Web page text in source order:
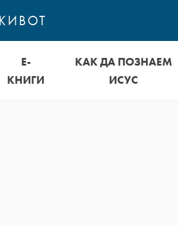
Е-
КНИГИ
КАК ДА ПОЗНАЕМ
ИСУС